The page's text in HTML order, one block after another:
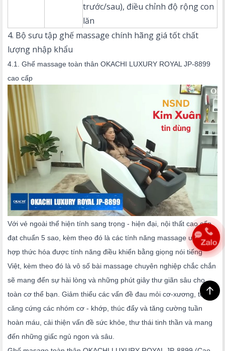
trước/sau), điều chỉnh độ rộng con
lăn
4. Bộ sưu tập ghế massage chính hãng giá tốt chất
lượng nhập khẩu
4.1. Ghế massage toàn thân OKACHI LUXURY ROYAL JP-8899
cao cấp
Với vẻ ngoài thể hiện tính sang trọng - hiện đại, nội thất cao cấp
đạt chuẩn 5 sao, kèm theo đó là các tính năng massage ưu việt,
hợp thức hóa được tính năng điều khiển bằng giọng nói tiếng
Việt, kèm theo đó là vô số bài massage chuyên nghiệp chắc chắn
sẽ mang đến sự hài lòng và những phút giây thư giãn sâu cho
toàn cơ thể bạn. Giảm thiểu các vấn đề đau mỏi cơ-xương, tê bì,
căng cứng các nhóm cơ - khớp, thúc đẩy và tăng cường tuần
hoàn máu, cải thiện vấn đề sức khỏe, thư thái tinh thần và mang
đến những giấc ngủ ngon và sâu.